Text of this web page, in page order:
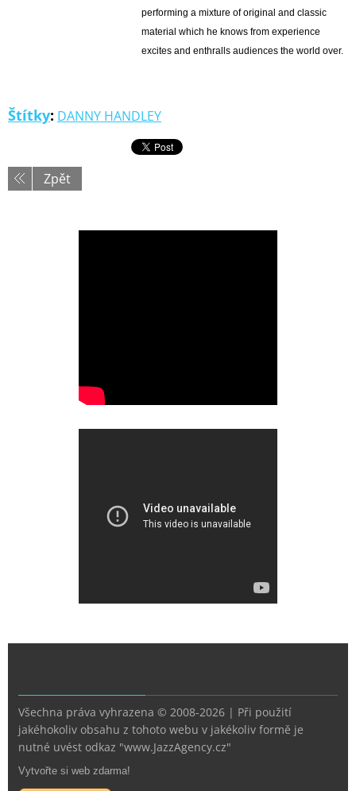
performing a mixture of original and classic
material which he knows from experience
excites and enthralls audiences the world over.
Štítky: DANNY HANDLEY
Zpět
Všechna práva vyhrazena © 2008-2026 | Při použití
jakéhokoliv obsahu z tohoto webu v jakékoliv formě je
nutné uvést odkaz "www.JazzAgency.cz"
Vytvořte si web zdarma!